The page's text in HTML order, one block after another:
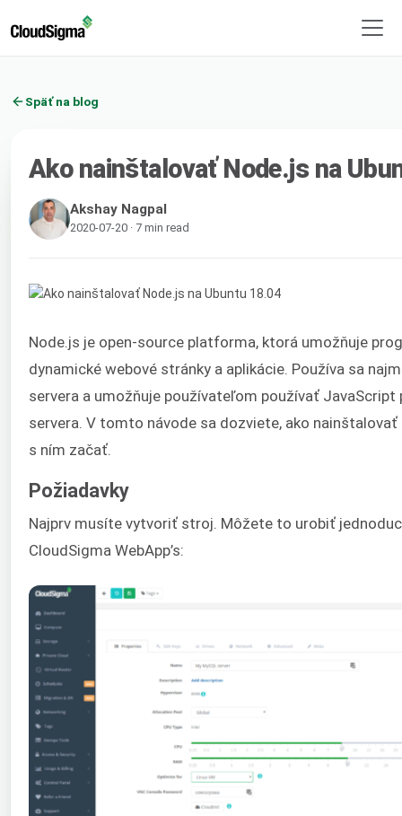
Späť na blog
Ako nainštalovať Node.js na
Akshay Nagpal
2020-07-20 · 7 min read
Node.js je open-source platforma, ktorá umožňuje
dynamické webové stránky a aplikácie. Používa sa
servera a umožňuje používateľom používať
servera. V tomto návode sa dozviete, ako nainštalovať
s ním začať.
Požiadavky
Najprv musíte vytvoriť stroj. Môžete to urobiť
CloudSigma WebApp’s: